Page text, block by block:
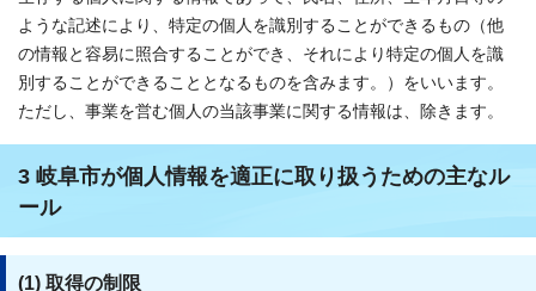
ような記述により、特定の個人を識別することができるもの（他
の情報と容易に照合することができ、それにより特定の個人を識
別することができることとなるものを含みます。）をいいます。
ただし、事業を営む個人の当該事業に関する情報は、除きます。
3 岐阜市が個人情報を適正に取り扱うための主なル
ール
(1) 取得の制限